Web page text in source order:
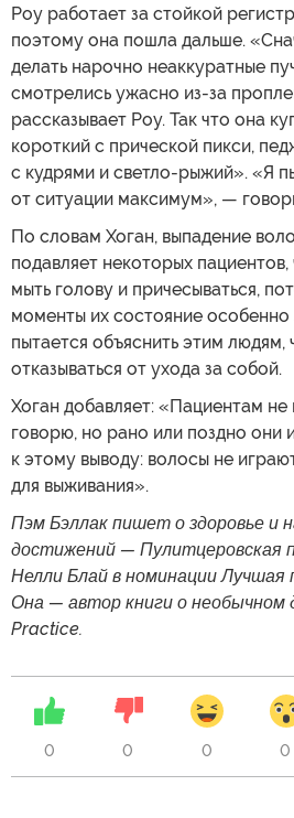
Роу работает за стойкой
поэтому она пошла дальше.
делать нарочно неаккуратные
смотрелись ужасно из-за
рассказывает Роу. Так что она
короткий с прической пикси,
с кудрями и светло-рыжий». «Я
от ситуации максимум», —
По словам Хоган, выпадение
подавляет некоторых
мыть голову и причесываться,
моменты их состояние
пытается объяснить этим людям,
отказываться от ухода за собой.
Хоган добавляет: «Пациентам не
говорю, но рано или поздно они
к этому выводу: волосы не
для выживания».
Пэм Бэллак пишет о здоровье и
достижений — Пулитцеровская
Нелли Блай в номинации Лучшая
Она — автор книги о необычном
Practice.
0 0 0 0